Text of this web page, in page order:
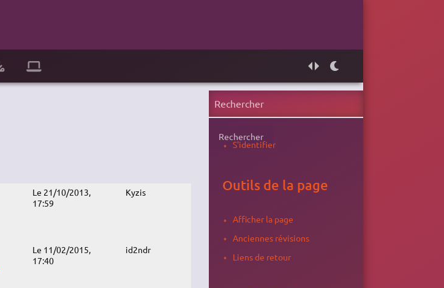
Le 21/10/2013,
17:59
Kyzis
Le 11/02/2015,
17:40
id2ndr
Rechercher
S'identifier
Outils de la page
Afficher la page
Anciennes révisions
Liens de retour